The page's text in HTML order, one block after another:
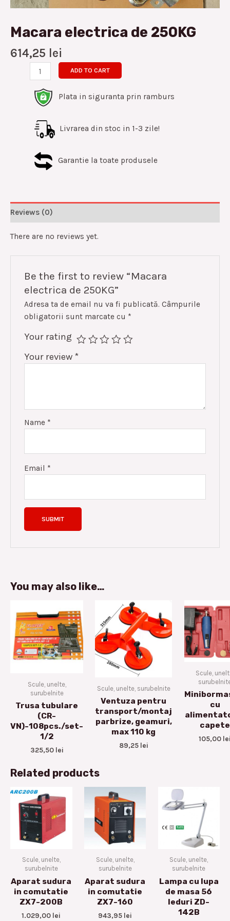
Macara electrica de 250KG
614,25 lei
ADD TO CART
Plata in siguranta prin ramburs
Livrarea din stoc in 1-3 zile!
Garantie la toate produsele
Reviews (0)
There are no reviews yet.
Be the first to review “Macara
electrica de 250KG”
Adresa ta de email nu va fi publicată. Câmpurile
obligatorii sunt marcate cu *
Your rating
Your review *
Name *
Email *
You may also like…
Scule, unelte,
surubelnite
Trusa tubulare
(CR-
VN)-108pcs./set-
1/2
325,50 lei
Scule, unelte, surubelnite
Ventuza pentru
transport/montaj
parbrize, geamuri,
max 110 kg
89,25 lei
Scule,
cu
capete
105,00
Related products
Scule, unelte,
surubelnite
Aparat sudura
in comutatie
ZX7-200B
1.029,00 lei
Scule, unelte,
surubelnite
Aparat sudura
in comutatie
ZX7-160
943,95 lei
Scule, unelte,
surubelnite
Lampa cu lupa
de masa 56
leduri ZD-
142B